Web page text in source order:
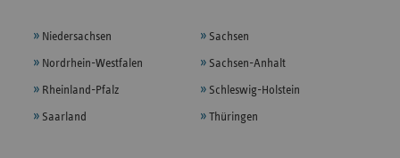
Niedersachsen
Nordrhein-Westfalen
Rheinland-Pfalz
Saarland
Sachsen
Sachsen-Anhalt
Schleswig-Holstein
Thüringen